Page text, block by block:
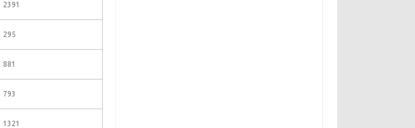
2391
295
881
793
1321